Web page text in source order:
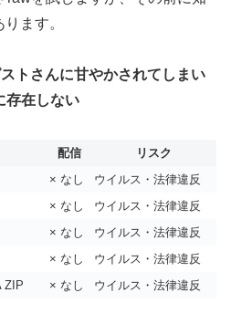
ます。
トさんに甘やかされてしまい
存在しない
配信
リスク
× なし
ウイルス・法律違反
× なし
ウイルス・法律違反
× なし
ウイルス・法律違反
× なし
ウイルス・法律違反
ZIP
× なし ウイルス・法律違反